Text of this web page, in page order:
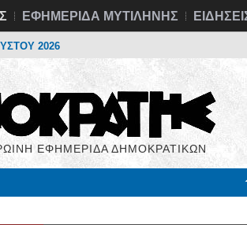
ΕΦΗΜΕΡΙΔΑ ΜΥΤΙΛΗΝΗΣ
2026
ΕΦΗΜΕΡΙΔΑ ΔΗΜΟΚΡΑΤΙΚΩΝ